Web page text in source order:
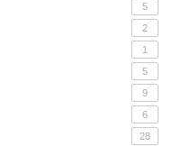
5
2
1
5
9
6
28